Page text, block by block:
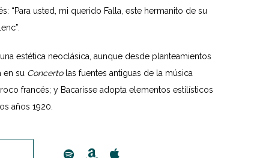
“Para usted, mi querido Falla, este hermanito de su
estética neoclásica, aunque desde planteamientos
en su Concertolas fuentes antiguas de la música
francés; y Bacarisse adopta elementos estilísticos
años 1920.